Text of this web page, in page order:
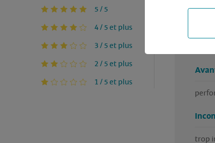
5 / 5
4 / 5 et plus
3 / 5 et plus
2 / 5 et plus
1 / 5 et plus
trop